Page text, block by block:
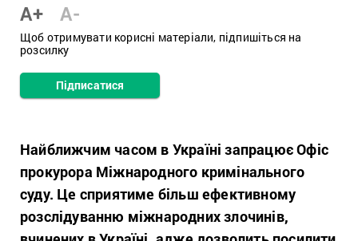
A+ A-
Щоб отримувати корисні матеріали, підпишіться на
розсилку
Підписатися
Найближчим часом в Україні запрацює Офіс
прокурора Міжнародного кримінального
суду. Це сприятиме більш ефективному
розслідуванню міжнародних злочинів,